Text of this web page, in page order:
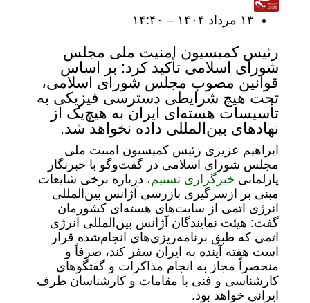
۱۳ مرداد ۱۴۰۴ – ۱۴:۴۰
رئیس کمیسیون امنیت ملی مجلس
شورای اسلامی تأکید کرد: بر اساس
قوانین مصوب مجلس شورای اسلامی،
تحت هیچ شرایطی دسترسی فیزیکی به
تأسیسات هسته‌ای ایران به هیچ‌یک از
نهادهای بین‌المللی داده نخواهد شد.
ابراهیم عزیزی رئیس کمیسیون امنیت ملی
مجلس شورای اسلامی در گفت‌وگو با خبرنگار
پارلمانی خبرگزاری تسنیم، درباره برخی شایعات
مبنی بر ازسرگیری بازرسی آژانس بین‌المللی
انرژی اتمی از سایت‌های هسته‌ای کشورمان
گفت: هیئت نمایندگان آژانس بین‌المللی انرژی
اتمی که طبق برنامه‌ریزی‌های انجام‌شده قرار
است هفته آینده به ایران سفر کند، صرفاً و
منحصراً مجاز به انجام مذاکرات و گفتگوهای
کارشناسی و فنی با مقامات و کارشناسان طرف
ایرانی خواهد بود.